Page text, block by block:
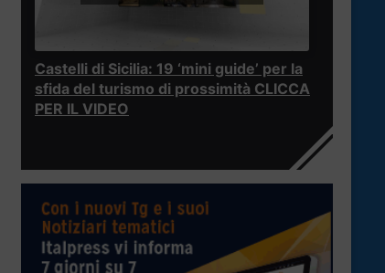
Castelli di Sicilia: 19 ‘mini guide’ per la
sfida del turismo di prossimità CLICCA
PER IL VIDEO